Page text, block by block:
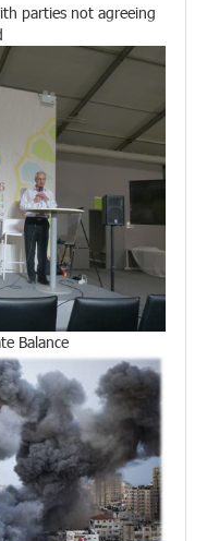
parties not agreeing
Balance